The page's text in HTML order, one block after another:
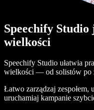
Speechify Studio
wielkości
Speechify Studio ułatwia
wielkości — od solistów po
Łatwo zarządzaj zespołem,
uruchamiaj kampanie